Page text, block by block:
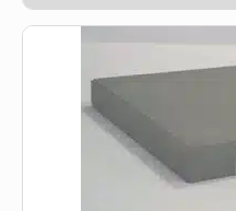
through
kr. 1.595,00